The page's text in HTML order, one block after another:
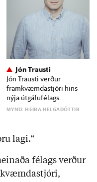
Jón Trausti
Jón Trausti verður
framkvæmdastjóri hins
nýja útgáfufélags.
MYND: HEIÐA HELGADÓTTIR
lagi.“
félags verður